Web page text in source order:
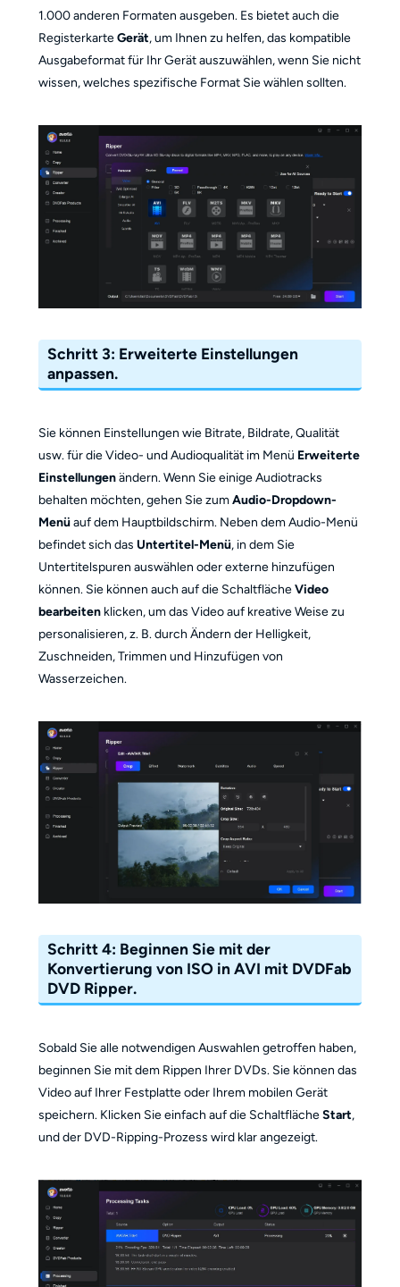
1.000 anderen Formaten ausgeben. Es bietet auch die
RegisterkarteGerät, um Ihnen zu helfen, das kompatible
Ausgabeformat für Ihr Gerät auszuwählen, wenn Sie nicht
wissen, welches spezifische Format Sie wählen sollten.
Schritt 3: Erweiterte Einstellungen
anpassen.
Sie können Einstellungen wie Bitrate, Bildrate, Qualität
usw. für die Video- und Audioqualität im Menü Erweiterte
Einstellungenändern. Wenn Sie einige Audiotracks
behalten möchten, gehen Sie zumAudio-Dropdown-
Menüauf dem Hauptbildschirm. Neben dem Audio-Menü
befindet sich das Untertitel-Menü, in dem Sie
Untertitelspuren auswählen oder externe hinzufügen
können. Sie können auch auf die SchaltflächeVideo
bearbeitenklicken, um das Video auf kreative Weise zu
personalisieren, z. B. durch Ändern der Helligkeit,
Zuschneiden, Trimmen und Hinzufügen von
Wasserzeichen.
Schritt 4: Beginnen Sie mit der
Konvertierung von ISO in AVI mit DVDFab
DVD Ripper.
Sobald Sie alle notwendigen Auswahlen getroffen haben,
beginnen Sie mit dem Rippen Ihrer DVDs. Sie können das
Video auf Ihrer Festplatte oder Ihrem mobilen Gerät
speichern. Klicken Sie einfach auf die SchaltflächeStart,
und der DVD-Ripping-Prozess wird klar angezeigt.